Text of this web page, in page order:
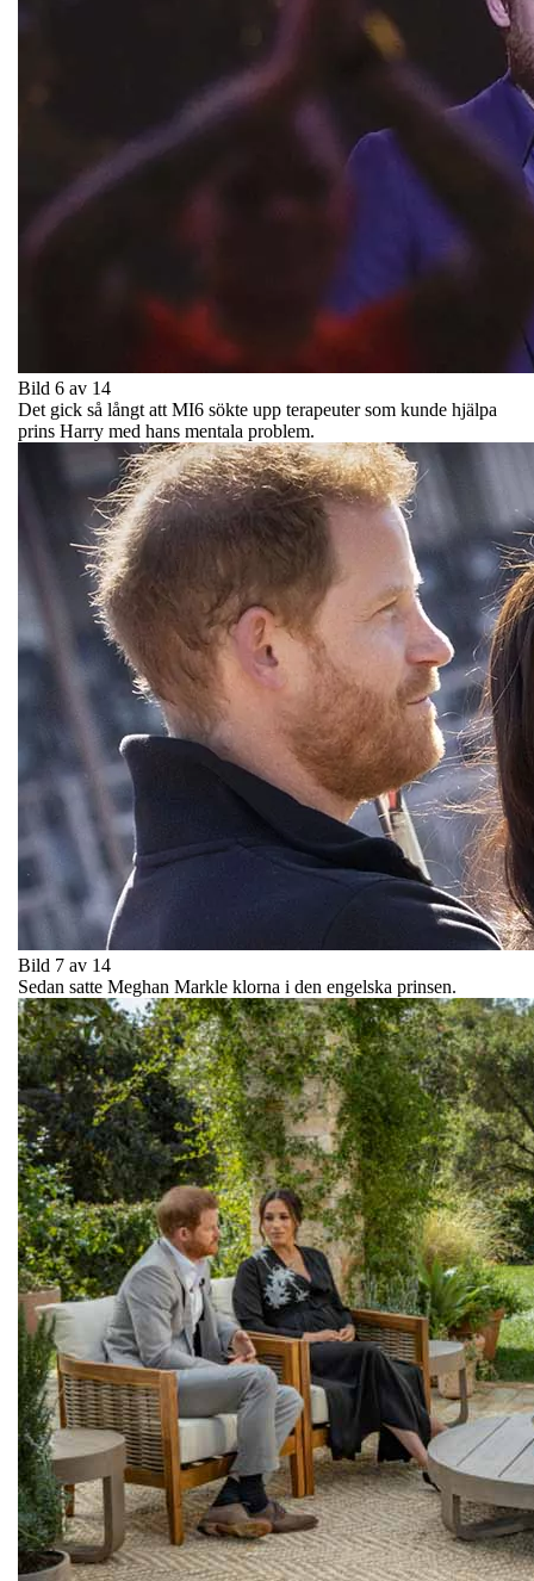
Bild 6 av 14
Det gick så långt att MI6 sökte upp terapeuter som kunde hjälpa
prins Harry med hans mentala problem.
Bild 7 av 14
Sedan satte Meghan Markle klorna i den engelska prinsen.